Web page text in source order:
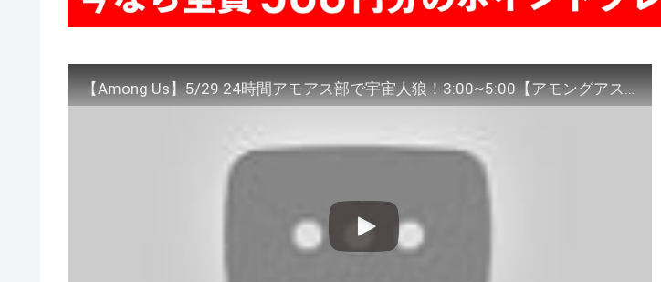
【Among Us】5/29 24時間アモアス部で宇宙人狼！3:00~5:00【アモングアス】